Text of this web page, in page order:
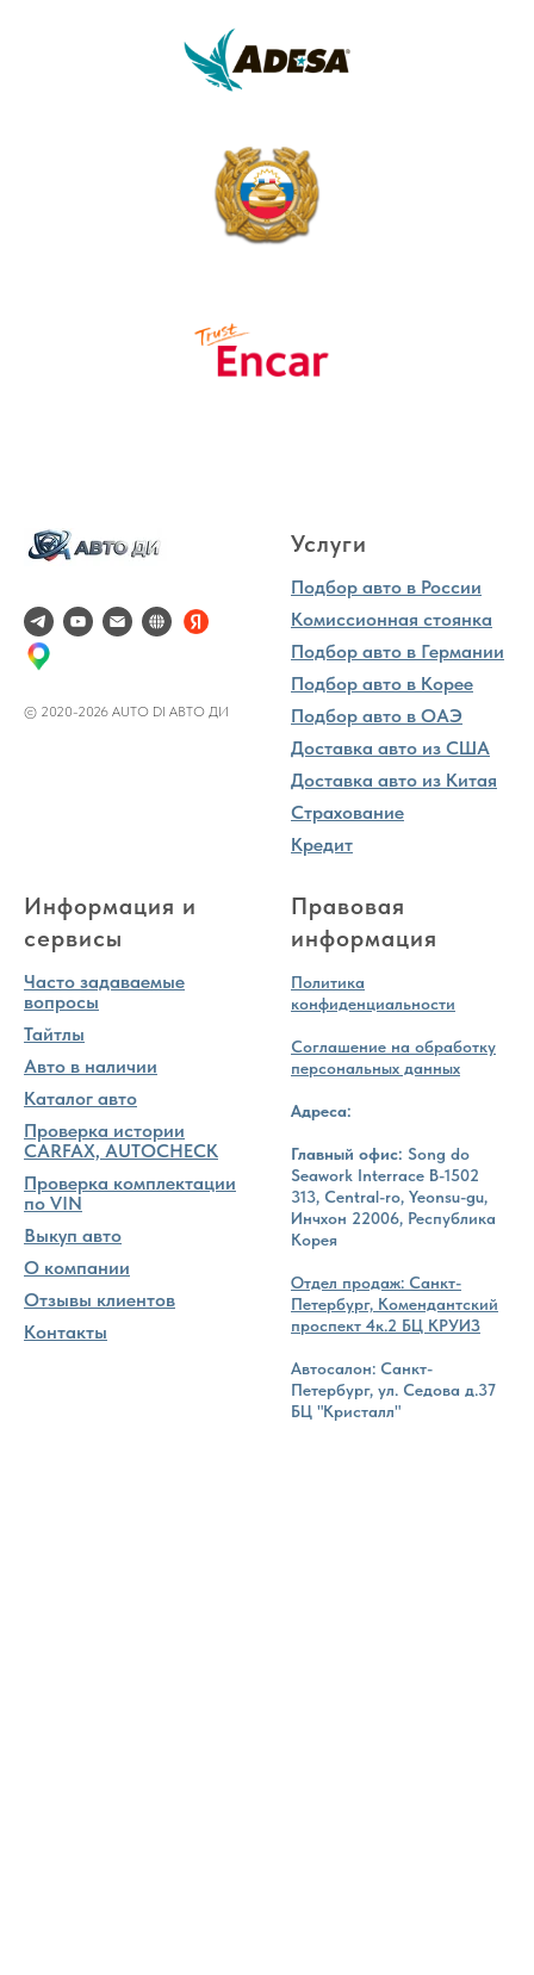
© 2020-2026 AUTO DI АВТО ДИ
Услуги
Подбор авто в России
Комиссионная стоянка
Подбор авто в Германии
Подбор авто в Корее
Подбор авто в ОАЭ
Доставка авто из США
Доставка авто из Китая
Страхование
Кредит
Информация и
сервисы
Часто задаваемые
вопросы
Тайтлы
Авто в наличии
Каталог авто
Проверка истории
CARFAX, AUTOCHECK
Проверка комплектации
по VIN
Выкуп авто
О компании
Отзывы клиентов
Контакты
Правовая
информация
Политика
конфиденциальности
Соглашение на обработку
персональных данных
Адреса:
Главный офис: Song do
Seawork Interrace B-1502
313, Central-ro, Yeonsu-gu,
Инчхон 22006, Республика
Корея
Отдел продаж: Санкт-
Петербург, Комендантский
проспект 4к.2 БЦ КРУИЗ
Автосалон: Санкт-
Петербург, ул. Седова д.37
БЦ "Кристалл"